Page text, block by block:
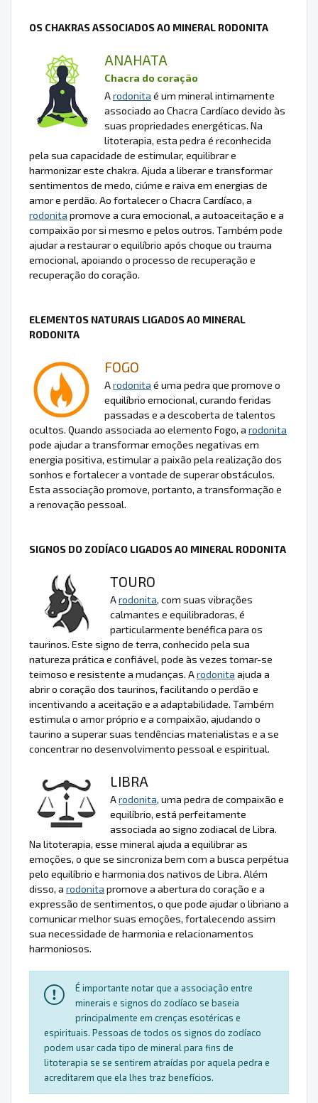
OS CHAKRAS ASSOCIADOS AO MINERAL RODONITA
ANAHATA
Chacra do coração
Arodonita é um mineral intimamente
associado ao Chacra Cardíaco devido às
suas propriedades energéticas. Na
litoterapia, esta pedra é reconhecida
pela sua capacidade de estimular, equilibrar e
harmonizar este chakra. Ajuda a liberar e transformar
sentimentos de medo, ciúme e raiva em energias de
amor e perdão. Ao fortalecer o Chacra Cardíaco, a
rodonita promove a cura emocional, a autoaceitação e a
compaixão por si mesmo e pelos outros. Também pode
ajudar a restaurar o equilíbrio após choque ou trauma
emocional, apoiando o processo de recuperação e
recuperação do coração.
ELEMENTOS NATURAIS LIGADOS AO MINERAL
RODONITA
FOGO
Arodonita é uma pedra que promove o
equilíbrio emocional, curando feridas
passadas e a descoberta de talentos
ocultos. Quando associada ao elemento Fogo, a rodonita
pode ajudar a transformar emoções negativas em
energia positiva, estimular a paixão pela realização dos
sonhos e fortalecer a vontade de superar obstáculos.
Esta associação promove, portanto, a transformação e
a renovação pessoal.
SIGNOS DO ZODÍACO LIGADOS AO MINERAL RODONITA
TOURO
Arodonita, com suas vibrações
calmantes e equilibradoras, é
particularmente benéfica para os
taurinos. Este signo de terra, conhecido pela sua
natureza prática e confiável, pode às vezes tornar-se
teimoso e resistente a mudanças. Arodonita ajuda a
abrir o coração dos taurinos, facilitando o perdão e
incentivando a aceitação e a adaptabilidade. Também
estimula o amor próprio e a compaixão, ajudando o
taurino a superar suas tendências materialistas e a se
concentrar no desenvolvimento pessoal e espiritual.
LIBRA
Arodonita, uma pedra de compaixão e
equilíbrio, está perfeitamente
associada ao signo zodiacal de Libra.
Na litoterapia, esse mineral ajuda a equilibrar as
emoções, o que se sincroniza bem com a busca perpétua
pelo equilíbrio e harmonia dos nativos de Libra. Além
disso, a rodonita promove a abertura do coração e a
expressão de sentimentos, o que pode ajudar o libriano a
comunicar melhor suas emoções, fortalecendo assim
sua necessidade de harmonia e relacionamentos
harmoniosos.
É importante notar que a associação entre
minerais e signos do zodíaco se baseia
principalmente em crenças esotéricas e
espirituais. Pessoas de todos os signos do zodíaco
podem usar cada tipo de mineral para fins de
litoterapia se se sentirem atraídas por aquela pedra e
acreditarem que ela lhes traz benefícios.